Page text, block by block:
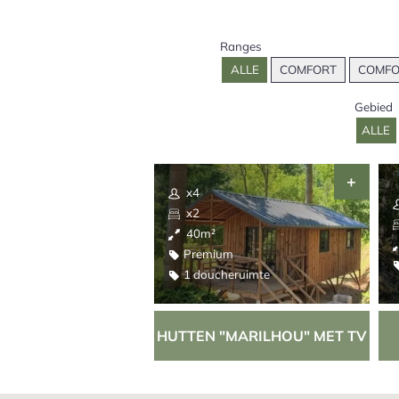
Ranges
ALLE
COMFORT
Gebied
ALLE
x4
x2
40m²
Premium
1 doucheruimte
HUTTEN "MARILHOU" MET TV